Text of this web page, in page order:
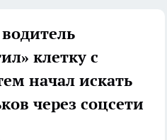
клетку с
начал искать
через соцсети